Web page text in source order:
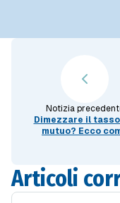
Notizia
Dimezzare il
mutuo? Ecco
Articoli